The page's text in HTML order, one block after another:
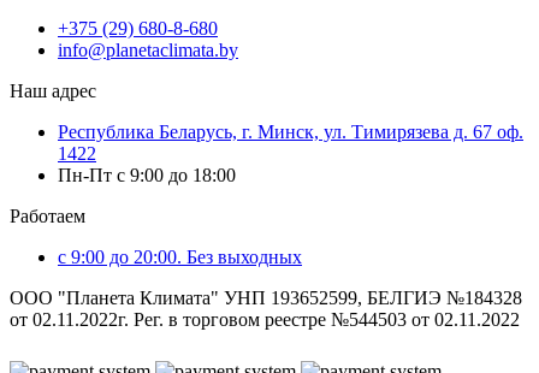
+375 (29) 680-8-680
info@planetaclimata.by
Наш адрес
Республика Беларусь, г. Минск, ул. Тимирязева д. 67 оф.
1422
Пн-Пт с 9:00 до 18:00
Работаем
с 9:00 до 20:00. Без выходных
ООО "Планета Климата" УНП 193652599, БЕЛГИЭ №184328
от 02.11.2022г. Рег. в торговом реестре №544503 от 02.11.2022